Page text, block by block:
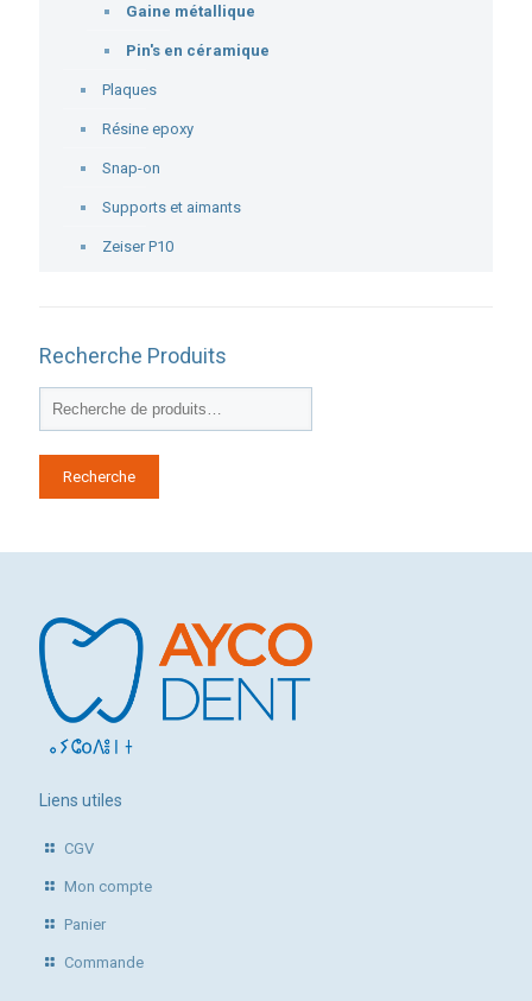
Gaine métallique
Pin's en céramique
Plaques
Résine epoxy
Snap-on
Supports et aimants
Zeiser P10
Recherche Produits
Recherche
Liens utiles
CGV
Mon compte
Panier
Commande